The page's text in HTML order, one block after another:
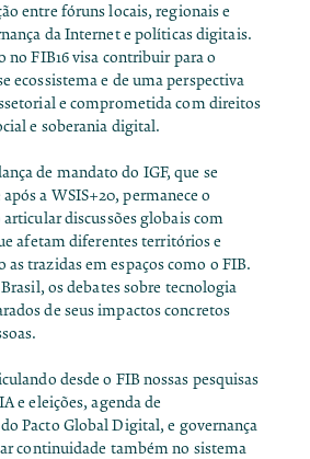
entre fóruns locais, regionais e
da Internet e políticas digitais.
no FIB16 visa contribuir para o
ecossistema e de uma perspectiva
e comprometida com direitos
e soberania digital.
de mandato do IGF, que se
a WSIS+20, permanece o
discussões globais com
afetam diferentes territórios e
as trazidas em espaços como o FIB.
os debates sobre tecnologia
de seus impactos concretos
desde o FIB nossas pesquisas
e eleições, agenda de
Pacto Global Digital, e governança
continuidade também no sistema